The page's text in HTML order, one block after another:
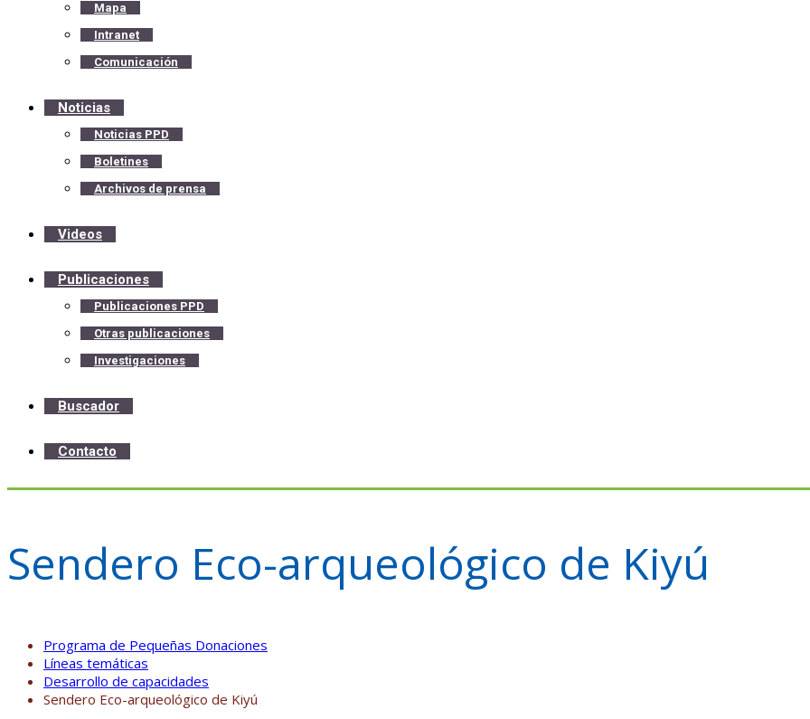
Mapa
Intranet
Comunicación
Noticias
Noticias PPD
Boletines
Archivos de prensa
Videos
Publicaciones
Publicaciones PPD
Otras publicaciones
Investigaciones
Buscador
Contacto
Sendero Eco-arqueológico de Kiyú
Programa de Pequeñas Donaciones
Líneas temáticas
Desarrollo de capacidades
Sendero Eco-arqueológico de Kiyú